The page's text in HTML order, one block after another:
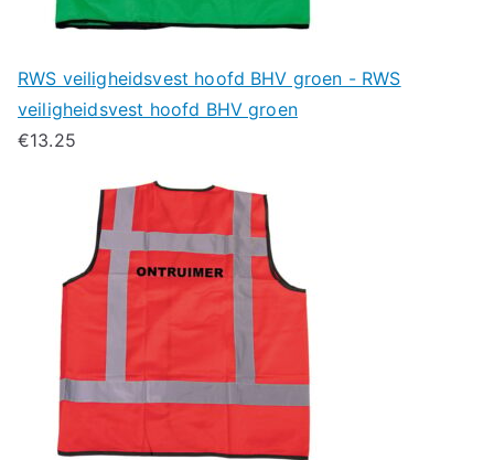
RWS veiligheidsvest hoofd BHV groen - RWS
veiligheidsvest hoofd BHV groen
€13.25